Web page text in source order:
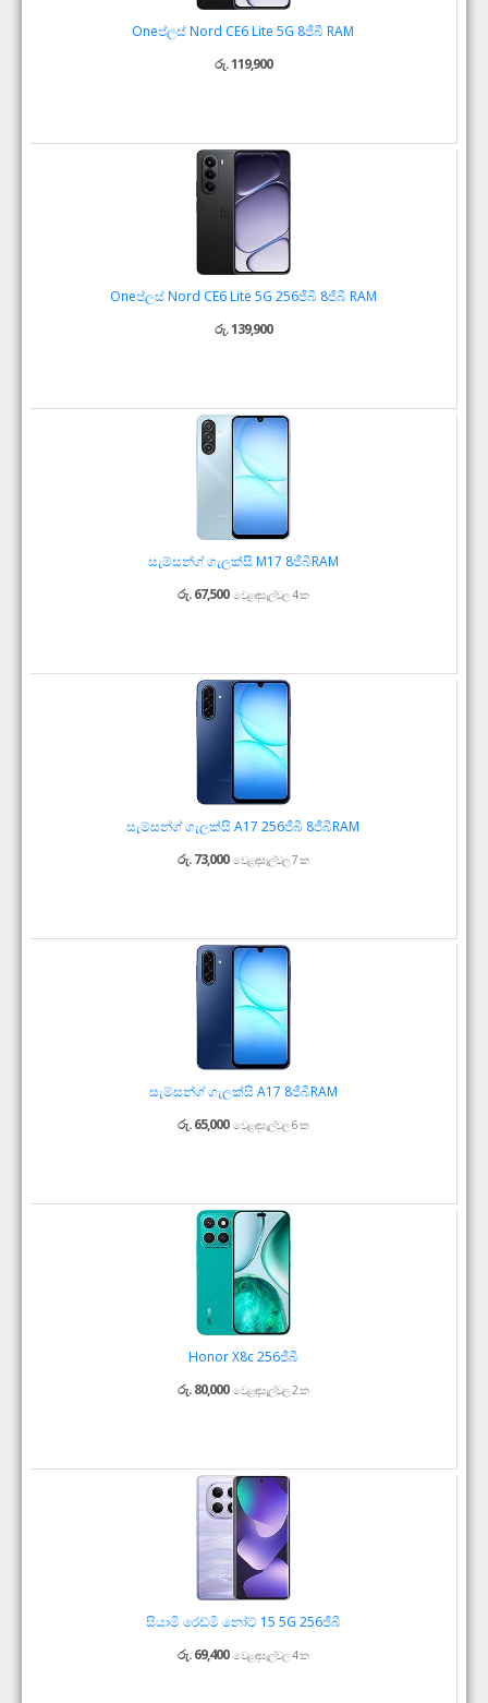
Oneප්ලස් Nord CE6 Lite 5G 8ජීබී RAM
රු. 119,900
Oneප්ලස් Nord CE6 Lite 5G 256ජීබී 8ජීබී RAM
රු. 139,900
සැම්සන්ග් ගැලක්සි M17 8ජීබීRAM
රු. 67,500 වෙළඳසැල්වල 4 ක
සැම්සන්ග් ගැලක්සි A17 256ජීබී 8ජීබීRAM
රු. 73,000 වෙළඳසැල්වල 7 ක
සැම්සන්ග් ගැලක්සි A17 8ජීබීRAM
රු. 65,000 වෙළඳසැල්වල 6 ක
Honor X8c 256ජීබී
රු. 80,000 වෙළඳසැල්වල 2 ක
සියාමි රෙඩ්මි නෝට් 15 5G 256ජීබී
රු. 69,400 වෙළඳසැල්වල 4 ක